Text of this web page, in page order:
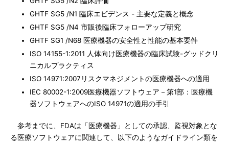
GHTF SG5 /N1 臨床エビデンス - 主要な定義と概念
GHTF SG5 /N4 市販後臨床フォローアップ研究
GHTF SG1 /N68 医療機器の安全性と性能の基本要件
ISO 14155-1:2011 人体向け医療機器の臨床試験-グッドクリ
ニカルプラクティス
ISO 14971:2007リスクマネジメントの医療機器への適用
IEC 80002-1:2009医療機器ソフトウェア－第1部：医療機
器ソフトウェアへのISO 14971の適用の手引
参考までに、FDAは「医療機器」としての承認、監視対象とな
る医療ソフトウェアに関連して、以下のようなガイドライン類を